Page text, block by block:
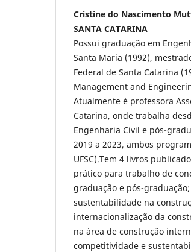
Cristine do Nascimento
SANTA CATARINA
Possui graduação em
Santa Maria (1992),
Federal de Santa Catarina
Management and
Atualmente é professora
Catarina, onde trabalha
Engenharia Civil e pós-
2019 a 2023, ambos
UFSC).Tem 4 livros
prático para trabalho de
graduação e pós-
sustentabilidade na
internacionalização da
na área de construção
competitividade e